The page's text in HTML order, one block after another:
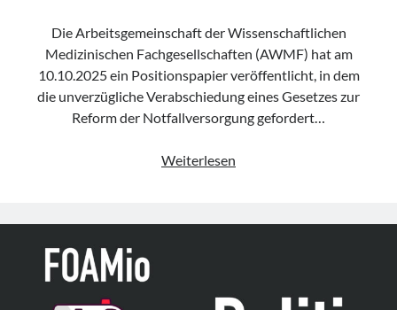
Die Arbeitsgemeinschaft der Wissenschaftlichen
Medizinischen Fachgesellschaften (AWMF) hat am
10.10.2025 ein Positionspapier veröffentlicht, in dem
die unverzügliche Verabschiedung eines Gesetzes zur
Reform der Notfallversorgung gefordert…
Weiterlesen
Positionspapier